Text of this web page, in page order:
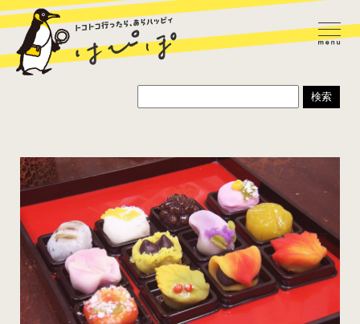
ラーメン カレー